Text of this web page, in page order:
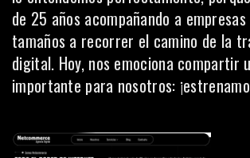
de 25 años acompañando a
tamaños a recorrer el camino de la
digital. Hoy, nos emociona compartir
importante para nosotros: